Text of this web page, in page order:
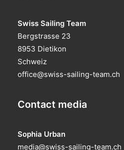
Swiss Sailing Team
Bergstrasse 23
8953 Dietikon
Schweiz
office@swiss-sailing-team.ch
Contact media
Sophia Urban
media@swiss-sailing-team.ch